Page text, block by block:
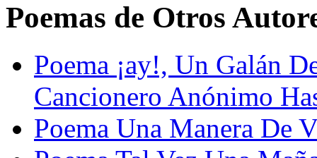
Poemas de Otros
Poema ¡ay!, Un Galán
Cancionero Anónimo
Poema Una Manera De